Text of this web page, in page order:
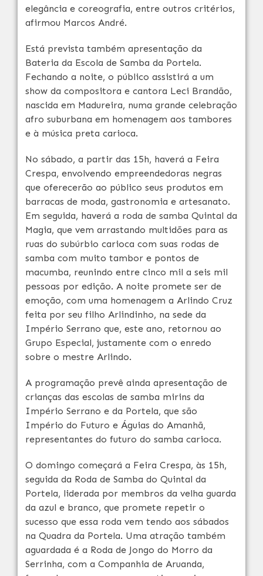
elegância e coreografia, entre outros critérios,
afirmou Marcos André.
Está prevista também apresentação da
Bateria da Escola de Samba da Portela.
Fechando a noite, o público assistirá a um
show da compositora e cantora Leci Brandão,
nascida em Madureira, numa grande celebração
afro suburbana em homenagem aos tambores
e à música preta carioca.
No sábado, a partir das 15h, haverá a Feira
Crespa, envolvendo empreendedoras negras
que oferecerão ao público seus produtos em
barracas de moda, gastronomia e artesanato.
Em seguida, haverá a roda de samba Quintal da
Magia, que vem arrastando multidões para as
ruas do subúrbio carioca com suas rodas de
samba com muito tambor e pontos de
macumba, reunindo entre cinco mil a seis mil
pessoas por edição. A noite promete ser de
emoção, com uma homenagem a Arlindo Cruz
feita por seu filho Arlindinho, na sede da
Império Serrano que, este ano, retornou ao
Grupo Especial, justamente com o enredo
sobre o mestre Arlindo.
A programação prevê ainda apresentação de
crianças das escolas de samba mirins da
Império Serrano e da Portela, que são
Império do Futuro e Águias do Amanhã,
representantes do futuro do samba carioca.
O domingo começará a Feira Crespa, às 15h,
seguida da Roda de Samba do Quintal da
Portela, liderada por membros da velha guarda
da azul e branco, que promete repetir o
sucesso que essa roda vem tendo aos sábados
na Quadra da Portela. Uma atração também
aguardada é a Roda de Jongo do Morro da
Serrinha, com a Companhia de Aruanda,